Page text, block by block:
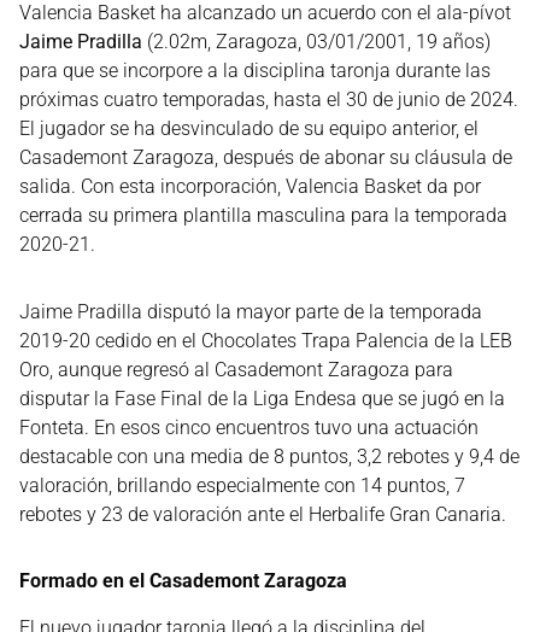
Valencia Basket ha alcanzado un acuerdo con el ala-pívot
Jaime Pradilla (2.02m, Zaragoza, 03/01/2001, 19 años)
para que se incorpore a la disciplina taronja durante las
próximas cuatro temporadas, hasta el 30 de junio de 2024.
El jugador se ha desvinculado de su equipo anterior, el
Casademont Zaragoza, después de abonar su cláusula de
salida. Con esta incorporación, Valencia Basket da por
cerrada su primera plantilla masculina para la temporada
2020-21.
Jaime Pradilla disputó la mayor parte de la temporada
2019-20 cedido en el Chocolates Trapa Palencia de la LEB
Oro, aunque regresó al Casademont Zaragoza para
disputar la Fase Final de la Liga Endesa que se jugó en la
Fonteta. En esos cinco encuentros tuvo una actuación
destacable con una media de 8 puntos, 3,2 rebotes y 9,4 de
valoración, brillando especialmente con 14 puntos, 7
rebotes y 23 de valoración ante el Herbalife Gran Canaria.
Formado en el Casademont Zaragoza